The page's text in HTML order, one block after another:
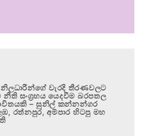
නිලධාරීන්ගේ වැරදි තීරණවලට
සංග්‍රහය යෙදවීම බරපතල
– සුනිල් කන්නන්ගර
රත්නපුර, අම්පාර හිටපු මහ